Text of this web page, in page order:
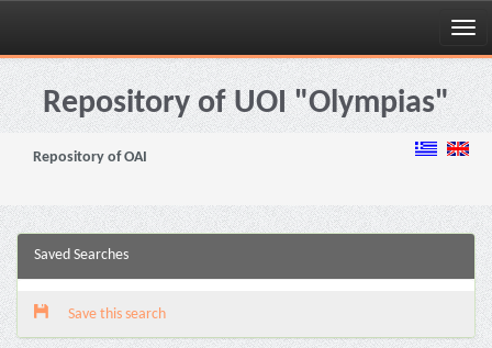
Skip
navigationRepository of UOI "Olympias"
Repository of OAI
Saved Searches
Save this search